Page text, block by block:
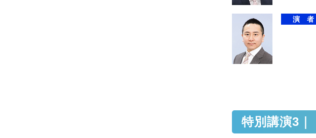
演 者
特別講演3｜